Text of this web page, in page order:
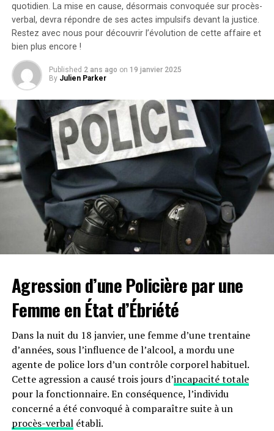
rouvert l’affaire en considérant qu’il existait un débat
légitime concernant les « similarités substantielles »
entre les deux œuvres.Cette affaire soulève des
questions cruciales sur l’originalité dans le secteur
cinématographique et pourrait avoir des conséquences
significatives sur les droits d’auteur et la propriété
quotidien. La mise en cause, désormais convoquée sur procès-
verbal, devra répondre de ses actes impulsifs devant la justice.
Restez avec nous pour découvrir l’évolution de cette affaire et
bien plus encore !
Published 2 ans ago on 19 janvier 2025
By Julien Parker
Agression d’une Policière par une
Femme en État d’Ébriété
Dans la nuit du 18 janvier, une femme d’une trentaine
d’années, sous l’influence de l’alcool, a mordu une
agente de police lors d’un contrôle corporel habituel.
Cette agression a causé trois jours d’incapacité totale
pour la fonctionnaire. En conséquence, l’individu
concerné a été convoqué à comparaître suite à un
procès-verbalétabli.